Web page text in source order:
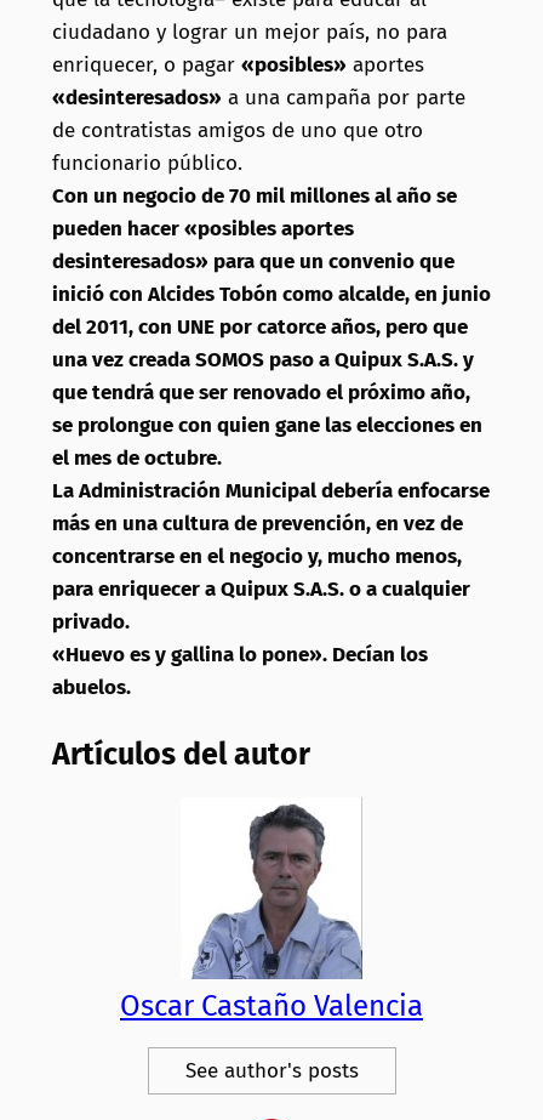
ciudadano y lograr un mejor país, no para
enriquecer, o pagar «posibles» aportes
«desinteresados» a una campaña por parte
de contratistas amigos de uno que otro
funcionario público.
Con un negocio de 70 mil millones al año se
pueden hacer «posibles aportes
desinteresados» para que un convenio que
inició con Alcides Tobón como alcalde, en junio
del 2011, con UNE por catorce años, pero que
una vez creada SOMOS paso a Quipux S.A.S. y
que tendrá que ser renovado el próximo año,
se prolongue con quien gane las elecciones en
el mes de octubre.
La Administración Municipal debería enfocarse
más en una cultura de prevención, en vez de
concentrarse en el negocio y, mucho menos,
para enriquecer a Quipux S.A.S. o a cualquier
privado.
«Huevo es y gallina lo pone». Decían los
abuelos.
Artículos del autor
Oscar Castaño Valencia
See author's posts